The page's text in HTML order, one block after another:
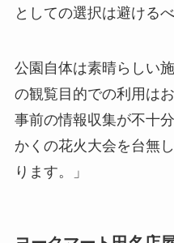
としての選択は避ける
公園自体は素晴らしい
の観覧目的での利用は
事前の情報収集が不十
かくの花火大会を台無
ります。」